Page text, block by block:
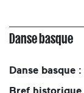
Danse basque
Danse basque
Bref historique